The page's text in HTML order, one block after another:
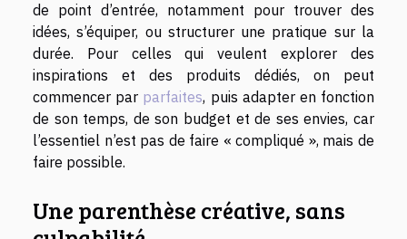
de point d’entrée, notamment pour trouver des
idées, s’équiper, ou structurer une pratique sur la
durée. Pour celles qui veulent explorer des
inspirations et des produits dédiés, on peut
commencer par parfaites, puis adapter en fonction
de son temps, de son budget et de ses envies, car
l’essentiel n’est pas de faire « compliqué », mais de
faire possible.
Une parenthèse créative, sans